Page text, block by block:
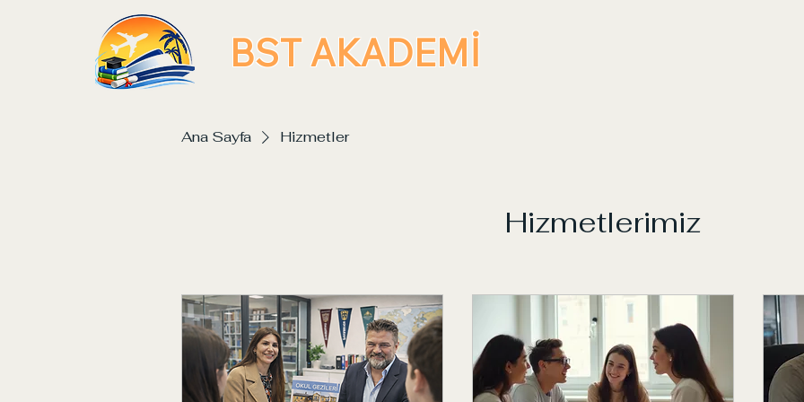
BST AKADEMİ
Ana Sayfa Hizmetler
Hizmetlerimiz